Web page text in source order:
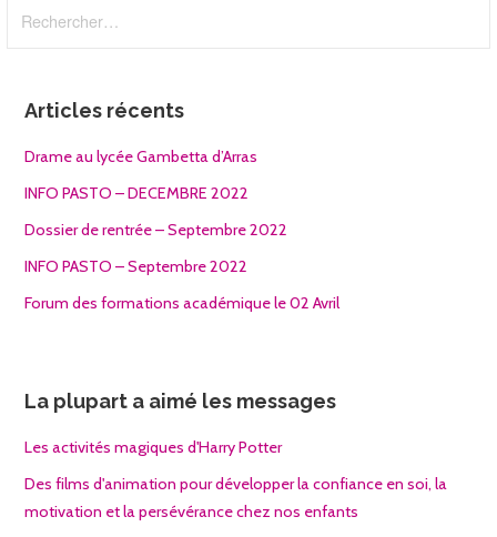
Articles récents
Drame au lycée Gambetta d’Arras
INFO PASTO – DECEMBRE 2022
Dossier de rentrée – Septembre 2022
INFO PASTO – Septembre 2022
Forum des formations académique le 02 Avril
La plupart a aimé les messages
Les activités magiques d'Harry Potter
Des films d'animation pour développer la confiance en soi, la
motivation et la persévérance chez nos enfants